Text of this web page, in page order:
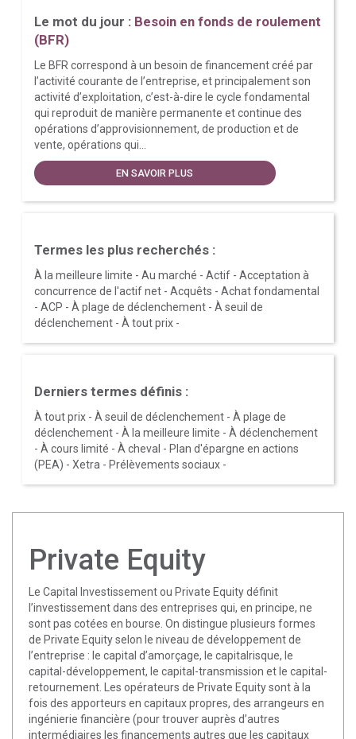
Le mot du jour : Besoin en fonds de roulement
(BFR)
Le BFR correspond à un besoin de financement créé par
l’activité courante de l’entreprise, et principalement son
activité d’exploitation, c’est-à-dire le cycle fondamental
qui reproduit de manière permanente et continue des
opérations d’approvisionnement, de production et de
vente, opérations qui...
EN SAVOIR PLUS
Termes les plus recherchés :
À la meilleure limite - Au marché - Actif- Acceptation à
concurrence de l'actif net- Acquêts - Achat fondamental
- ACP - À plage de déclenchement- À seuil de
déclenchement- À tout prix-
Derniers termes définis :
À tout prix- À seuil de déclenchement- À plage de
déclenchement- À la meilleure limite - À déclenchement
- À cours limité - À cheval - Plan d'épargne en actions
(PEA) - Xetra - Prélèvements sociaux-
Private Equity
Le Capital Investissement ou Private Equity définit
l’investissement dans des entreprises qui, en principe, ne
sont pas cotées en bourse. On distingue plusieurs formes
de Private Equity selon le niveau de développement de
l’entreprise : le capital d’amorçage, le capitalrisque, le
capital-développement, le capital-transmission et le capital-
retournement. Les opérateurs de Private Equity sont à la
fois des apporteurs en capitaux propres, des arrangeurs en
ingénierie financière (pour trouver auprès d’autres
intermédiaires les financements autres que les capitaux